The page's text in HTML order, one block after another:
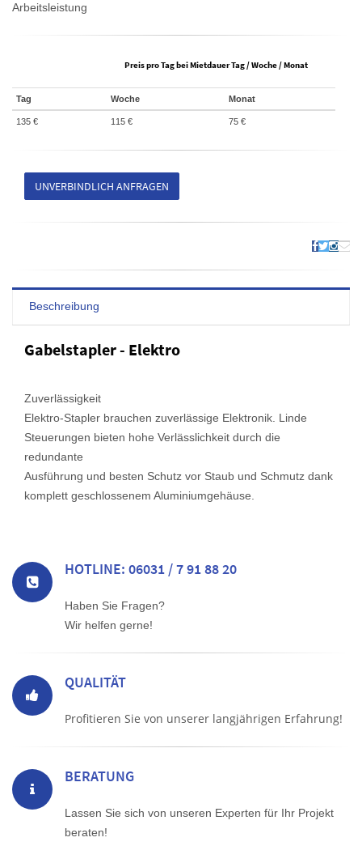
Arbeitsleistung
Preis pro Tag bei Mietdauer Tag / Woche / Monat
Tag Woche Monat
135 € 115 € 75 €
UNVERBINDLICH ANFRAGEN
Beschreibung
Gabelstapler - Elektro
Zuverlässigkeit
Elektro-Stapler brauchen zuverlässige Elektronik. Linde
Steuerungen bieten hohe Verlässlichkeit durch die
redundante
Ausführung und besten Schutz vor Staub und Schmutz dank
komplett geschlossenem Aluminiumgehäuse.
HOTLINE: 06031 / 7 91 88 20
Haben Sie Fragen?
Wir helfen gerne!
QUALITÄT
Profitieren Sie von unserer langjährigen Erfahrung!
BERATUNG
Lassen Sie sich von unseren Experten für Ihr Projekt
beraten!